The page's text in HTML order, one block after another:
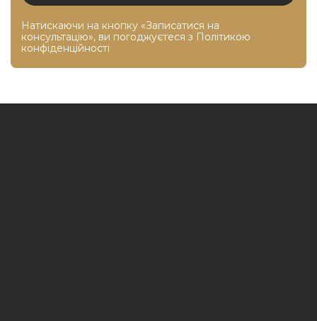
Натискаючи на кнопку «Записатися на
консультацію», ви погоджуєтеся з Політикою
конфіденційності